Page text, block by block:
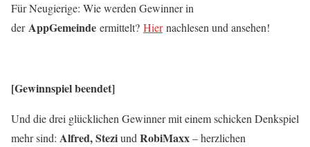
Für Neugierige: Wie werden Gewinner in
derAppGemeinde ermittelt? Hiernachlesen und ansehen!
[Gewinnspiel beendet]
Und die drei glücklichen Gewinner mit einem schicken Denkspiel
mehr sind: Alfred, SteziundRobiMaxx– herzlichen